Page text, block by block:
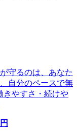
守るのは、あなた
自分のペースで無
きやすさ・続けや
円